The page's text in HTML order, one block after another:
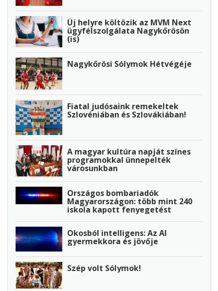
Új helyre költözik az MVM Next
ügyfélszolgálata Nagykőrösön
(is)
Nagykőrösi Sólymok Hétvégéje
Fiatal judósaink remekeltek
Szlovéniában és Szlovákiában!
A magyar kultúra napját színes
programokkal ünnepelték
városunkban
Országos bombariadók
Magyarországon: több mint 240
iskola kapott fenyegetést
Okosból intelligens: Az AI
gyermekkora és jövője
Szép volt Sólymok!